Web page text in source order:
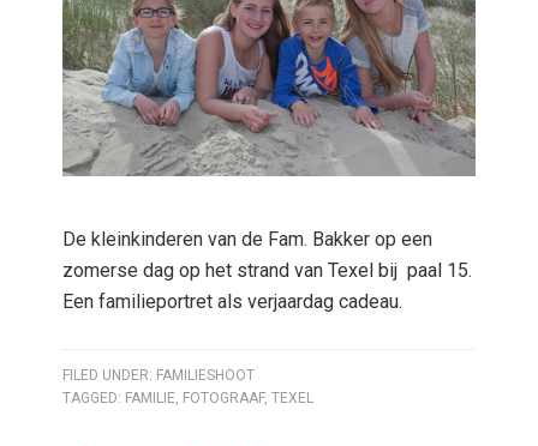
De kleinkinderen van de Fam. Bakker op een
zomerse dag op het strand van Texel bij paal 15.
Een familieportret als verjaardag cadeau.
FILED UNDER: FAMILIESHOOT
TAGGED: FAMILIE, FOTOGRAAF,TEXEL